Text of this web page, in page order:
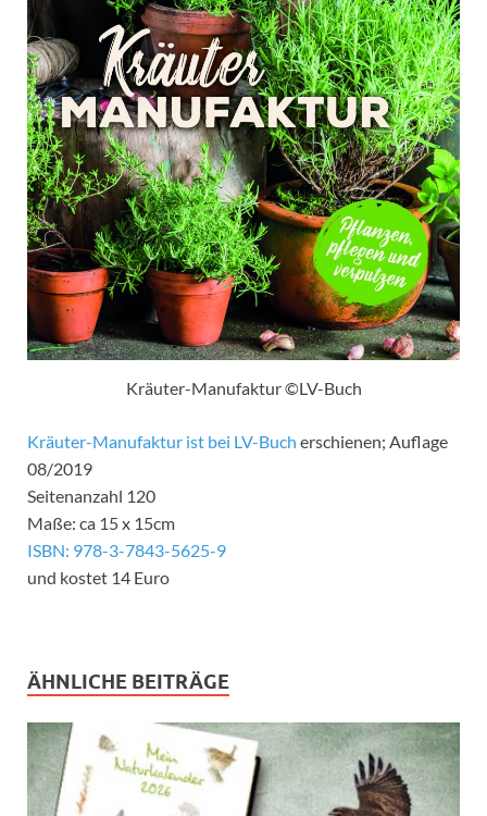
Kräuter-Manufaktur ©LV-Buch
Kräuter-Manufaktur ist bei LV-Buch erschienen; Auflage
08/2019
Seitenanzahl 120
Maße: ca 15 x 15cm
ISBN: 978-3-7843-5625-9
und kostet 14 Euro
ÄHNLICHE BEITRÄGE